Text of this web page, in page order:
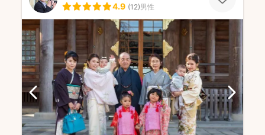
4.9 (12)男性